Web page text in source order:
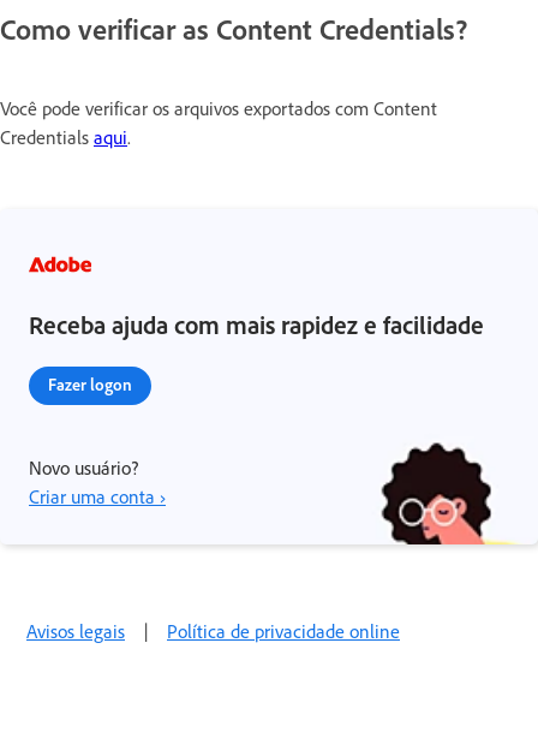
Como verificar as Content Credentials?
Você pode verificar os arquivos exportados com Content
Credentials aqui.
Receba ajuda com mais rapidez e facilidade
Fazer logon
Novo usuário?
Criar uma conta ›
Avisos legais | Política de privacidade online